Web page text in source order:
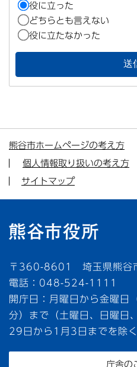
役に立った
どちらとも言えない
役に立たなかった
熊谷市ホームページの考え方
個人情報取り扱いの考え方
サイトマップ
〒360-8601 埼玉県熊谷
電話：048-524-1111
開庁日：月曜日から金曜
分）まで（土曜日、日曜日
29日から1月3日までを除く
庁舎の